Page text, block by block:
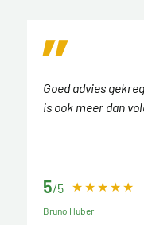
Goed advies
is ook meer dan
5/5
Bruno Huber